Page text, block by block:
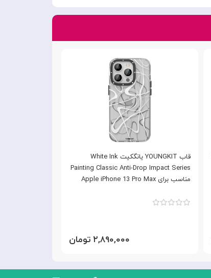
قاب YOUNGKIT یانگکیت White Ink
Painting Classic Anti-Drop Impact Series
مناسب برای Apple iPhone 13 Pro Max
۲,۸۹۰,۰۰۰ تومان